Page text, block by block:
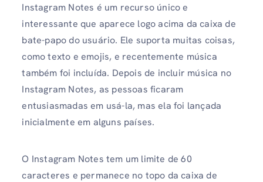
Instagram Notes é um recurso único e
interessante que aparece logo acima da caixa de
bate-papo do usuário. Ele suporta muitas coisas,
como texto e emojis, e recentemente música
também foi incluída. Depois de incluir música no
Instagram Notes, as pessoas ficaram
entusiasmadas em usá-la, mas ela foi lançada
inicialmente em alguns países.
O Instagram Notes tem um limite de 60
caracteres e permanece no topo da caixa de